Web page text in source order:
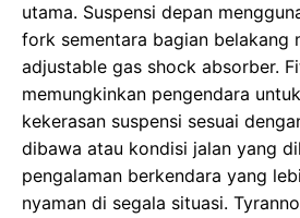
utama. Suspensi depan
fork sementara bagian belakang
adjustable gas shock absorber.
memungkinkan pengendara
kekerasan suspensi sesuai
dibawa atau kondisi jalan yang
pengalaman berkendara yang
nyaman di segala situasi.